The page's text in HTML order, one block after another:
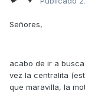
Señores,
acabo de ir a
vez la centralita
que maravilla, la